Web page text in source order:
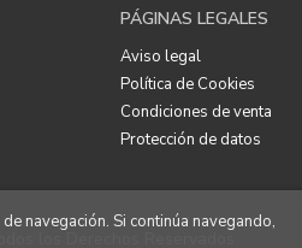
PÁGINAS LEGALES
Aviso legal
Política de Cookies
Condiciones de venta
Protección de datos
navegación. Si continúa navegando,